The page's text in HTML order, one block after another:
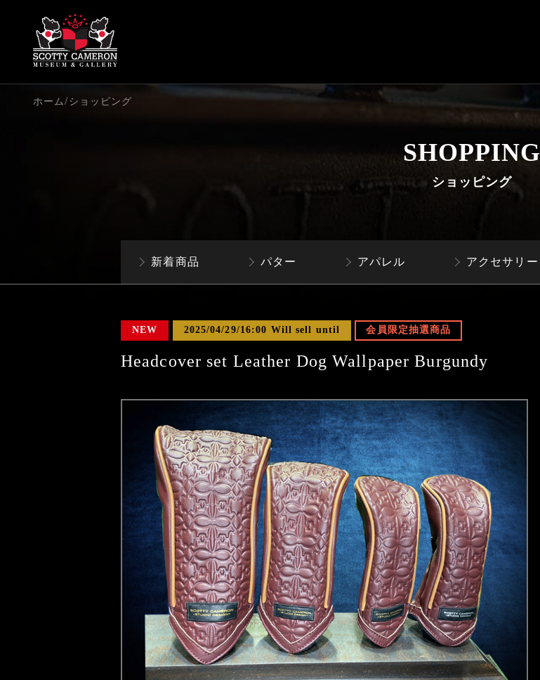
ホーム/ショッピング
SHOPPING
ショッピング
新着商品 パター アパレル アクセサリー
NEW 2025/04/29/16:00 Will sell until 会員限定抽選商品
Headcover set Leather Dog Wallpaper Burgundy